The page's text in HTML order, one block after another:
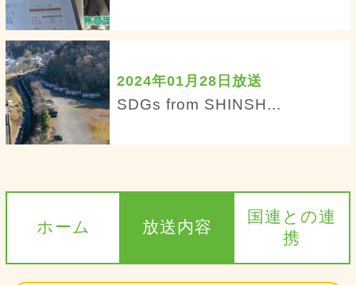
2024年01月28日放送
SDGs from SHINSH...
ホーム 放送内容
国連との連
携